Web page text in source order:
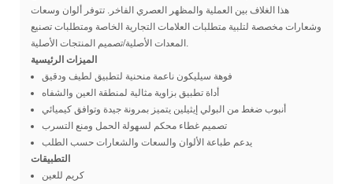
هذا الغلاف بين العملية والمظهر العصري الفاخر. تتوفر ألوان وسعات
وشعارات مخصصة لتلبية متطلبات العلامات التجارية الخاصة ومتطلبات تصنيع
المعدات الأصلية/تصميم المنتجات الأصلية.
الميزات الرئيسية
فوهة سيليكون ناعمة منحنية لتطبيق لطيف ودقيق
أداة تطبيق بزاوية مثالية لمنطقة العين والشفاه
أنبوب ضغط من البولي إيثيلين يتميز بمرونة جيدة وتوافق كيميائي
تصميم غطاء محكم لسهولة الحمل ومنع التسرب
يدعم طباعة الألوان والسعات والشعارات حسب الطلب
التطبيقات
كريم للعين